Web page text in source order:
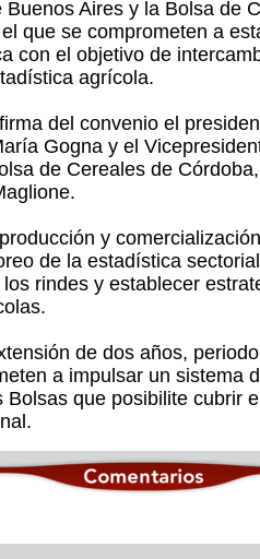
Aires y la Bolsa de
que se comprometen a
con el objetivo de
agrícola.
del convenio el
Gogna y el
de Cereales de
y
de la estadística
rindes y establecer
de dos años,
a impulsar un sistema
Bolsas que posibilite cubrir